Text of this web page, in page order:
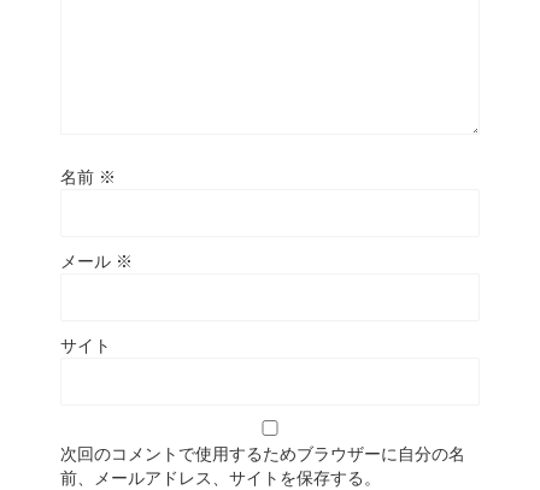
名前 ※
メール ※
サイト
次回のコメントで使用するためブラウザーに自分の名
前、メールアドレス、サイトを保存する。